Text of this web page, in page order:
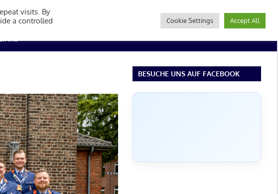
BESUCHE UNS AUF FACEBOOK
visits. By
a controlled
Cookie Settings Accept All